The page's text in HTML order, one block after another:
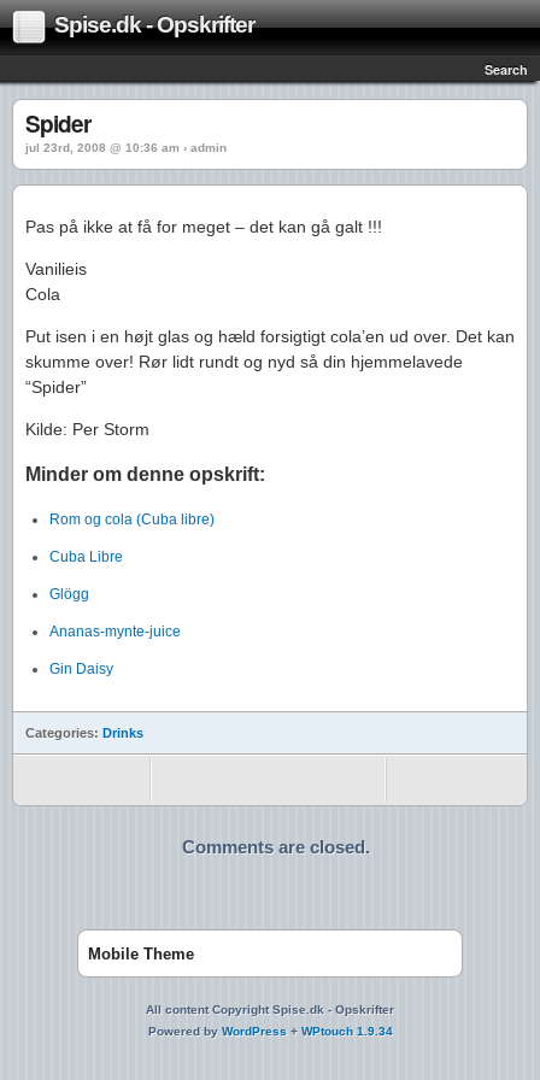
Spise.dk - Opskrifter
Search
Spider
jul 23rd, 2008 @ 10:36 am › admin
Pas på ikke at få for meget – det kan gå galt !!!
Vanilieis
Cola
Put isen i en højt glas og hæld forsigtigt cola’en ud over. Det kan
skumme over! Rør lidt rundt og nyd så din hjemmelavede
“Spider”
Kilde: Per Storm
Minder om denne opskrift:
Rom og cola (Cuba libre)
Cuba Libre
Glögg
Ananas-mynte-juice
Gin Daisy
Categories: Drinks
Comments are closed.
Mobile Theme
All content Copyright Spise.dk - Opskrifter
Powered by WordPress + WPtouch 1.9.34